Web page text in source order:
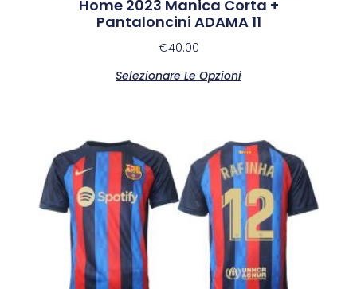
Home 2023 Manica Corta +
Pantaloncini ADAMA 11
€40.00
Selezionare Le Opzioni